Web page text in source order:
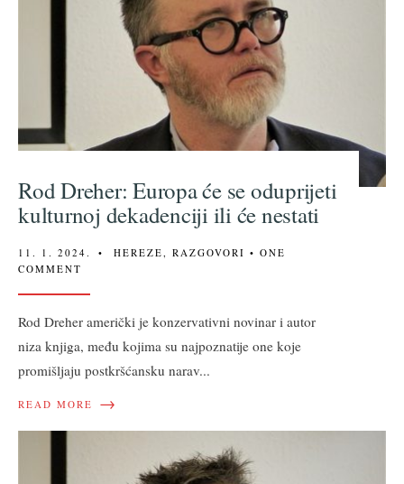
Rod Dreher: Europa će se oduprijeti
kulturnoj dekadenciji ili će nestati
11. 1. 2024. • HEREZE RAZGOVORI • ONE
COMMENT
Rod Dreher američki je konzervativni novinar i autor
niza knjiga, među kojima su najpoznatije one koje
promišljaju postkršćansku narav...
READ MORE →